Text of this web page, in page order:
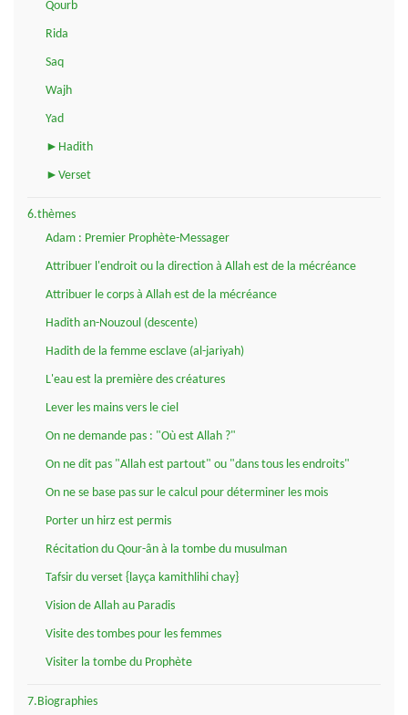
Qourb
Rida
Saq
Wajh
Yad
►Hadith
►Verset
6.thèmes
Adam : Premier Prophète-Messager
Attribuer l'endroit ou la direction à Allah est de la mécréance
Attribuer le corps à Allah est de la mécréance
Hadith an-Nouzoul (descente)
Hadith de la femme esclave (al-jariyah)
L'eau est la première des créatures
Lever les mains vers le ciel
On ne demande pas : "Où est Allah ?"
On ne dit pas "Allah est partout" ou "dans tous les endroits"
On ne se base pas sur le calcul pour déterminer les mois
Porter un hirz est permis
Récitation du Qour-ân à la tombe du musulman
Tafsir du verset {layça kamithlihi chay}
Vision de Allah au Paradis
Visite des tombes pour les femmes
Visiter la tombe du Prophète
7.Biographies